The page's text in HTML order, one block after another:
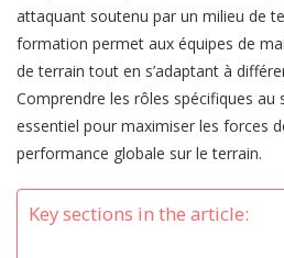
attaquant soutenu par un milieu de
formation permet aux équipes de
de terrain tout en s’adaptant à
Comprendre les rôles spécifiques
essentiel pour maximiser les forces
performance globale sur le terrain.
Key sections in the article: